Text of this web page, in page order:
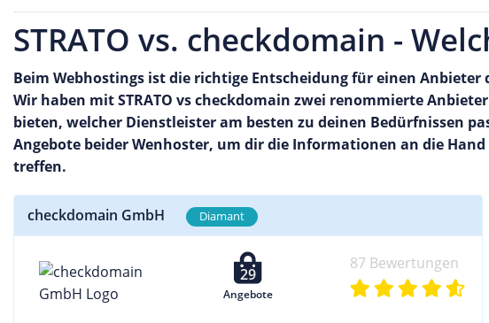
STRATO vs. checkdomain -
Beim Webhostings ist die richtige Entscheidung für einen
Wir haben mit STRATO vs checkdomain zwei renommierte
bieten, welcher Dienstleister am besten zu deinen Bedürfnissen
Angebote beider Wenhoster, um dir die Informationen an die
treffen.
checkdomain GmbH Diamant
29
Angebote
87 Bewertungen